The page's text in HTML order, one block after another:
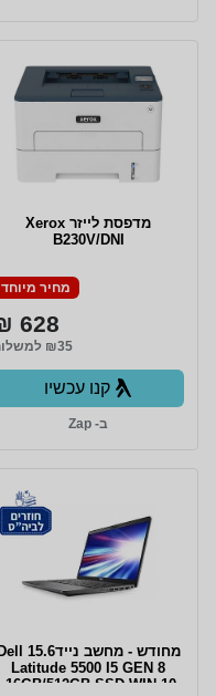
מדפסת ‏לייזר Xerox
B230V/DNI
מחיר מיוחד
628 ₪
₪35 למשלוח
קנו עכשיו
ב- Zap
מחודש - מחשב נייד15.6 Dell
Latitude 5500 I5 GEN 8
-16GB/512GB SSD WIN 10